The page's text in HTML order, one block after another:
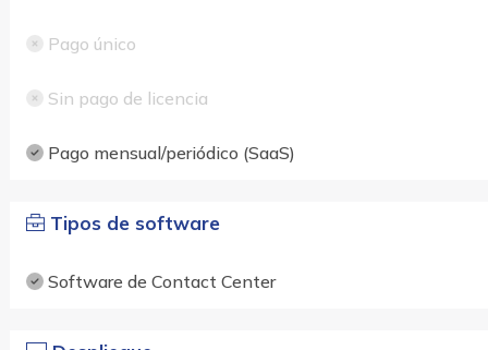
Pago único
Sin pago de licencia
Pago mensual/periódico (SaaS)
Tipos de software
Software de Contact Center